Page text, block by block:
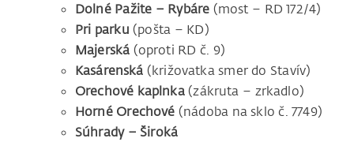
Dolné Pažite – Rybáre (most – RD 172/4)
Pri parku (pošta – KD)
Majerská (oproti RD č. 9)
Kasárenská (križovatka smer do Stavív)
Orechové kaplnka(zákruta – zrkadlo)
Horné Orechové (nádoba na sklo č. 7749)
Súhrady – Široká